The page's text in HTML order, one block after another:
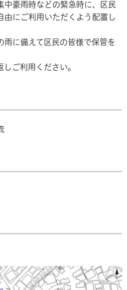
中豪雨時などの緊急時に、区民
由にご利用いただくよう配置し
雨に備えて区民の皆様で保管を
ご利用ください。